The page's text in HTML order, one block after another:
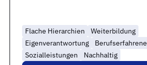
Flache Hierarchien
Weiterbildung
Eigenverantwortung
Berufserfahrene
Sozialleistungen
Nachhaltig